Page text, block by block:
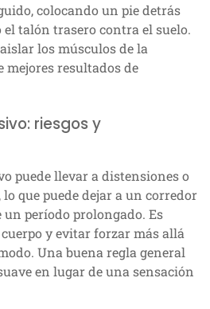
colocando un pie detrás
talón trasero contra el suelo.
los músculos de la
resultados de
riesgos y
puede llevar a distensiones o
que puede dejar a un corredor
período prolongado. Es
y evitar forzar más allá
Una buena regla general
en lugar de una sensación